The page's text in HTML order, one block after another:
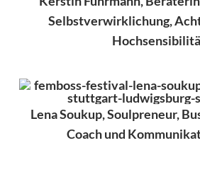
Selbstverwirklichung,
Lena Soukup, Soulpreneur,
Coach und